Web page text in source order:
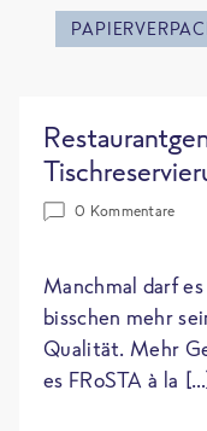
0 Kommentare
Manchmal darf
bisschen mehr
Qualität. Mehr
es FRoSTA à la